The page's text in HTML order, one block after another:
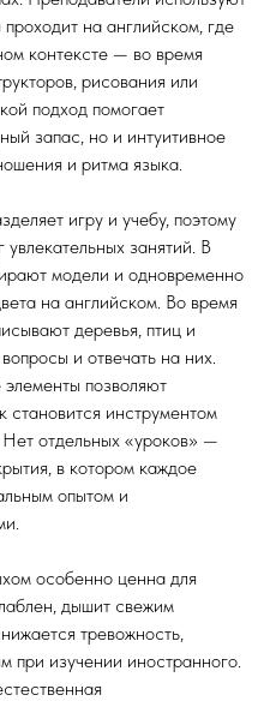
на английском, где
контексте — во время
рисования или
подход помогает
запас, но и интуитивное
и ритма языка.
игру и учебу, поэтому
увлекательных занятий. В
модели и одновременно
на английском. Во время
деревья, птиц и
и отвечать на них.
позволяют
становится инструментом
отдельных «уроков» —
в котором каждое
опытом и
особенно ценна для
дышит свежим
тревожность,
при изучении иностранного.